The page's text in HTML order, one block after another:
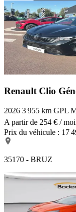
Renault Clio
2026 3 955 km GPL
A partir de 254 € /
Prix du véhicule : 17
35170 - BRUZ